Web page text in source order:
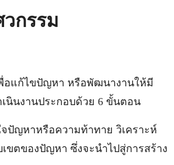
กรรม
พื่อแก้ไขปัญหา หรือพัฒนางานให้มี
นินงานประกอบด้วย 6 ขั้นตอน
จปัญหาหรือความท้าทาย วิเคราะห์
ตของปัญหา ซึ่งจะนำไปสู่การสร้าง